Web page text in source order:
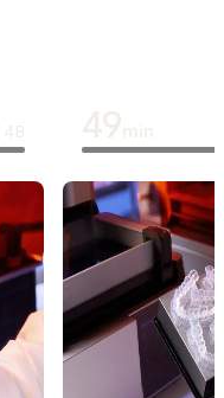
4B 49min